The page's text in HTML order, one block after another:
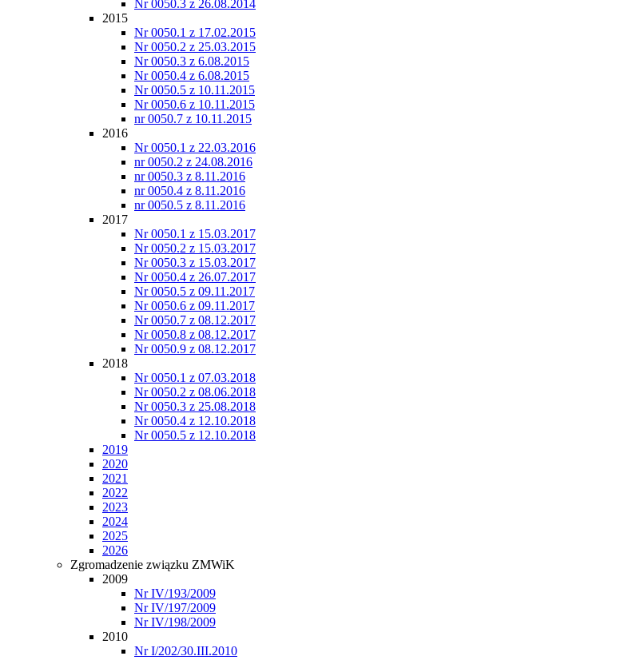
Nr 0050.3 z 26.08.2014
2015
Nr 0050.1 z 17.02.2015
Nr 0050.2 z 25.03.2015
Nr 0050.3 z 6.08.2015
Nr 0050.4 z 6.08.2015
Nr 0050.5 z 10.11.2015
Nr 0050.6 z 10.11.2015
nr 0050.7 z 10.11.2015
2016
Nr 0050.1 z 22.03.2016
nr 0050.2 z 24.08.2016
nr 0050.3 z 8.11.2016
nr 0050.4 z 8.11.2016
nr 0050.5 z 8.11.2016
2017
Nr 0050.1 z 15.03.2017
Nr 0050.2 z 15.03.2017
Nr 0050.3 z 15.03.2017
Nr 0050.4 z 26.07.2017
Nr 0050.5 z 09.11.2017
Nr 0050.6 z 09.11.2017
Nr 0050.7 z 08.12.2017
Nr 0050.8 z 08.12.2017
Nr 0050.9 z 08.12.2017
2018
Nr 0050.1 z 07.03.2018
Nr 0050.2 z 08.06.2018
Nr 0050.3 z 25.08.2018
Nr 0050.4 z 12.10.2018
Nr 0050.5 z 12.10.2018
2019
2020
2021
2022
2023
2024
2025
2026
Zgromadzenie związku ZMWiK
2009
Nr IV/193/2009
Nr IV/197/2009
Nr IV/198/2009
2010
Nr I/202/30.III.2010